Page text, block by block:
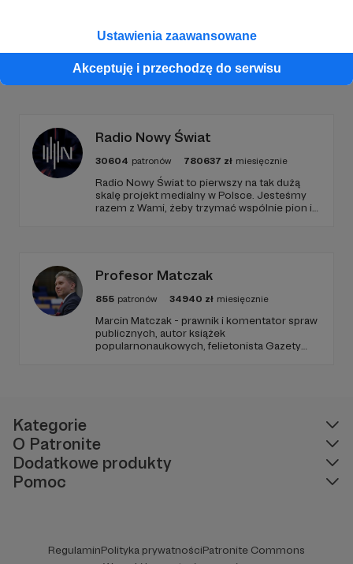
Ustawienia zaawansowane
Akceptuję i przechodzę do serwisu
Promowani autorzy
Radio Nowy Świat
30604 patronów 780637 zł miesięcznie
Radio Nowy Świat to pierwszy na tak dużą
skalę projekt medialny w Polsce. Jesteśmy
razem z Wami, żeby trzymać wspólnie pion i
Profesor Matczak
855 patronów 34940 zł miesięcznie
Marcin Matczak - prawnik i komentator spraw
publicznych, autor książek
popularnonaukowych, felietonista Gazety
Kategorie
O Patronite
Dodatkowe produkty
Pomoc
RegulaminPolityka prywatnościPatronite Commons